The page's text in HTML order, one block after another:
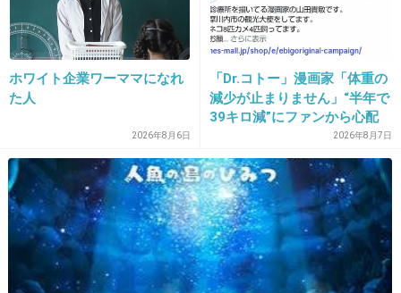
＞ダブル不倫の末に娘を産み、逃避行を続ける物語。
すごい面白そうなドラマだね、これはかなり見たい
+11 -3
不倫を勘違いして、素敵とか思う馬鹿もいるん
だから
美化するのだけは止めてね
+12 -2
ホワイト企業ワーママになれ
た人
2026年8月6日
「Dr.コトー」漫画家「体重の
減少が止まりません」“半年で
39キロ減”にファンから心配
2026年8月7日